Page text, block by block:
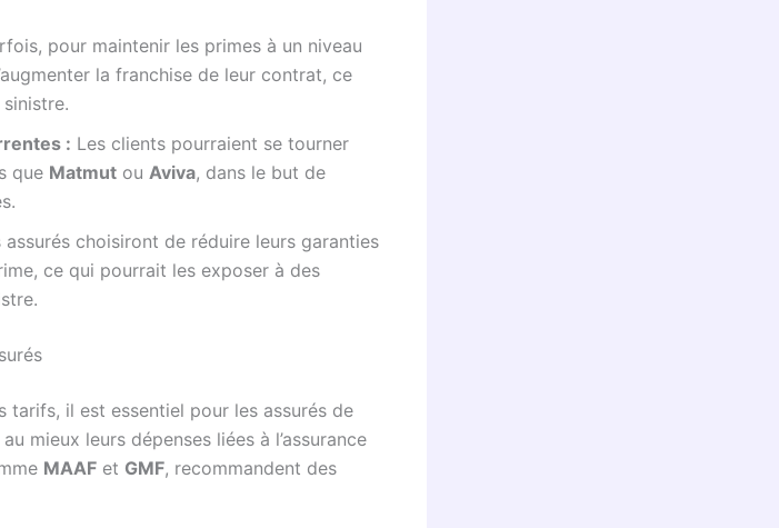
pour maintenir les primes à un niveau
la franchise de leur contrat, ce
: Les clients pourraient se tourner
que Matmut ou Aviva, dans le but de
assurés choisiront de réduire leurs garanties
ce qui pourrait les exposer à des
tarifs, il est essentiel pour les assurés de
mieux leurs dépenses liées à l’assurance
MAAF et GMF, recommandent des